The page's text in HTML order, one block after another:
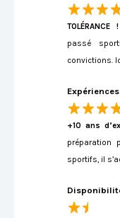
TOLÉRANCE !
passé
convictions.
Expériences
+10 ans
préparation
sportifs, il